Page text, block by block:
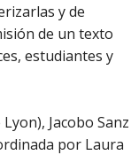
y de
de un texto
estudiantes y
Jacobo Sanz
por Laura